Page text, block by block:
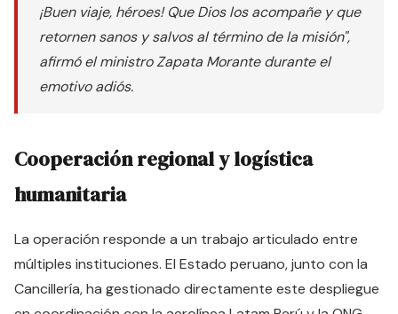
¡Buen viaje, héroes! Que Dios los acompañe y que
retornen sanos y salvos al término de la misión",
afirmó el ministro Zapata Morante durante el
emotivo adiós.
Cooperación regional y logística
humanitaria
La operación responde a un trabajo articulado entre
múltiples instituciones. El Estado peruano, junto con la
Cancillería, ha gestionado directamente este despliegue